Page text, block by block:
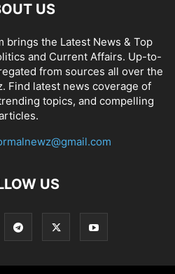
US
brings the Latest News & Top
and Current Affairs. Up-to-
from sources all over the
Find latest news coverage of
topics, and compelling
US